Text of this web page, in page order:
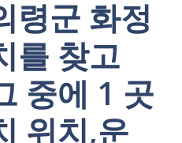
령군 화정
를 찾고
중에 1 곳
위치,운